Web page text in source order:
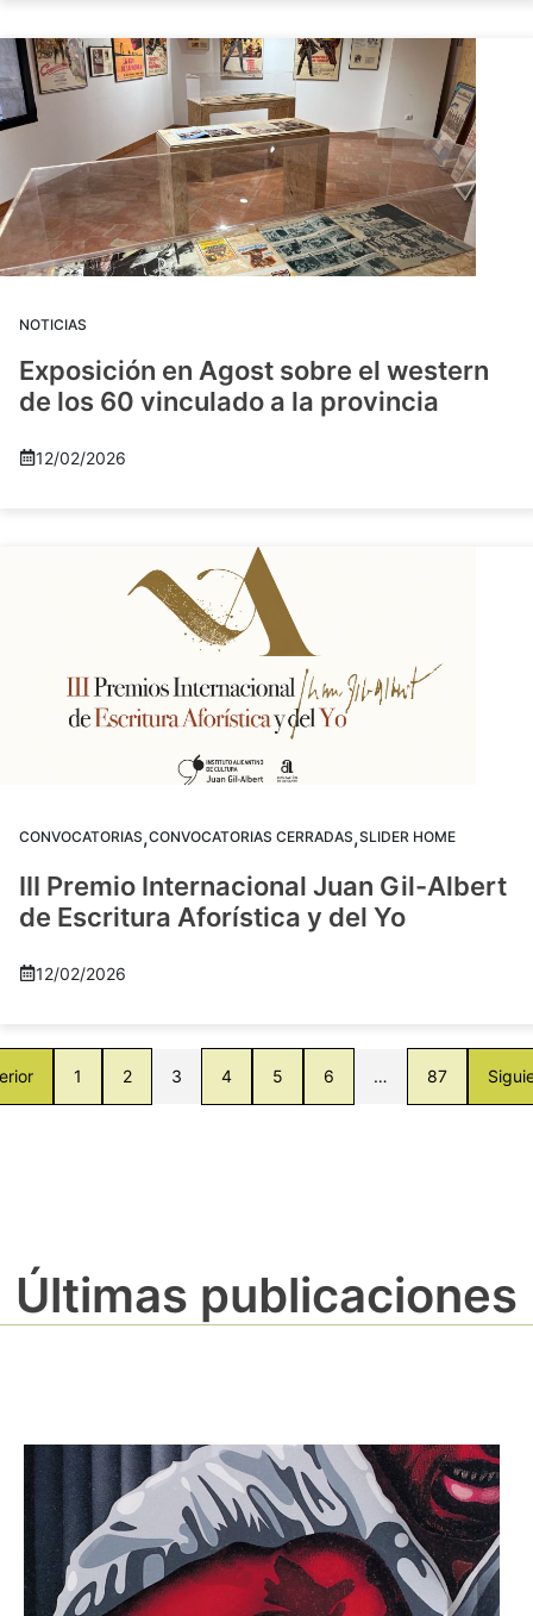
NOTICIAS
Exposición en Agost sobre el western
de los 60 vinculado a la provincia
12/02/2026
CONVOCATORIAS,CONVOCATORIAS CERRADAS,SLIDER HOME
III Premio Internacional Juan Gil-Albert
de Escritura Aforística y del Yo
12/02/2026
1 2 3 4 5 6 … 87
Últimas publicaciones